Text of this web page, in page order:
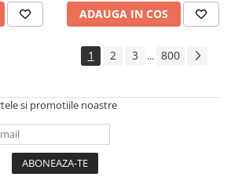
ADAUGA IN COS
1 2 3 ... 800
si promotiile noastre